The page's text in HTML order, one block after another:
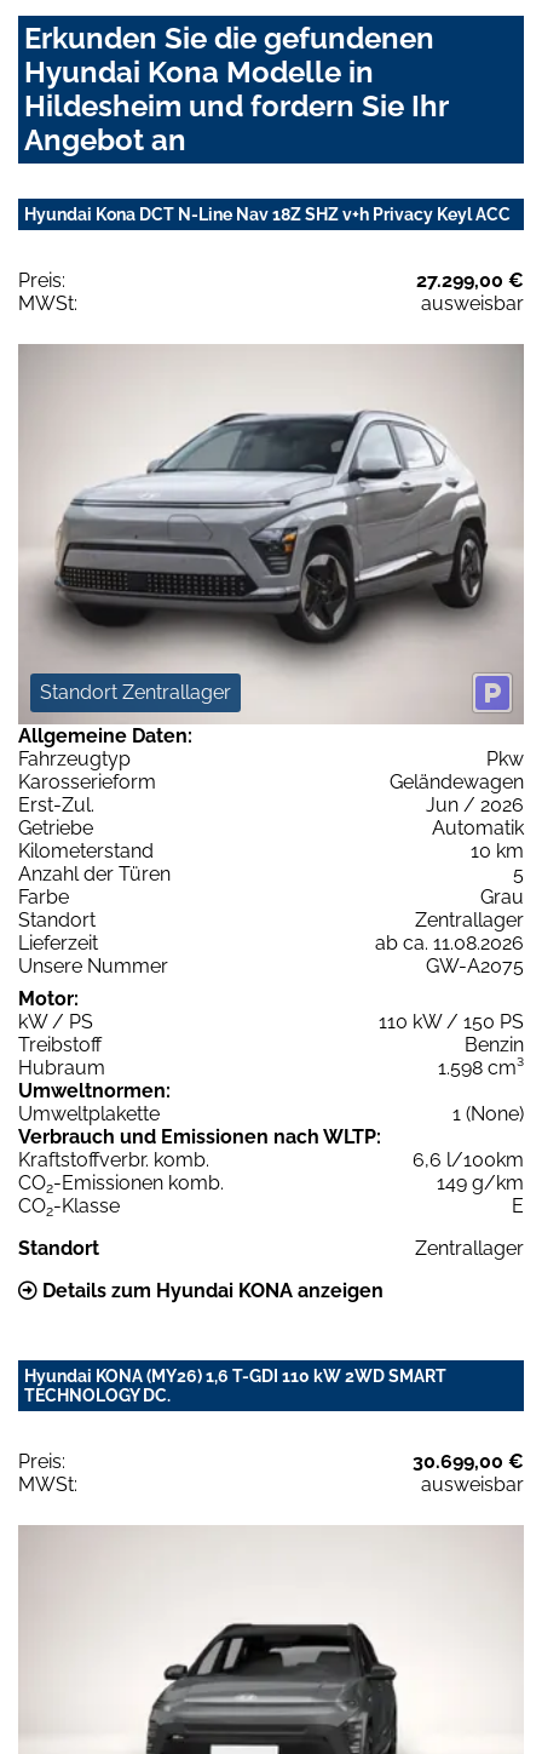
Erkunden Sie die gefundenen
Hyundai Kona Modelle in
Hildesheim und fordern Sie Ihr
Angebot an
Hyundai Kona DCT N-Line Nav 18Z SHZ v+h Privacy Keyl ACC
Preis:
27.299,00 €
MWSt:
ausweisbar
Standort Zentrallager
Allgemeine Daten:
Fahrzeugtyp
Pkw
Karosserieform
Geländewagen
Erst-Zul.
Jun / 2026
Getriebe
Automatik
Kilometerstand
10 km
Anzahl der Türen
5
Farbe
Grau
Standort
Zentrallager
Lieferzeit
ab ca. 11.08.2026
Unsere Nummer
GW-A2075
Motor:
kW / PS
110 kW / 150 PS
Treibstoff
Benzin
Hubraum
1.598 cm³
Umweltnormen:
Umweltplakette
1 (None)
Verbrauch und Emissionen nach WLTP:
Kraftstoffverbr. komb.
6,6 l/100km
CO2-Emissionen komb.
149 g/km
CO2-Klasse
E
Standort
Zentrallager
Details zum Hyundai KONA anzeigen
Hyundai KONA (MY26) 1,6 T-GDI 110 kW 2WD SMART
TECHNOLOGY DC.
Preis:
30.699,00 €
MWSt:
ausweisbar